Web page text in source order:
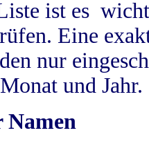
ist es
Eine
nur
und Jahr.
Namen